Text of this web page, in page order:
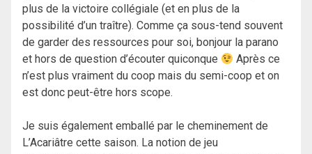
plus de la victoire collégiale (et en plus de la
possibilité d’un traître). Comme ça sous-tend souvent
de garder des ressources pour soi, bonjour la parano
et hors de question d’écouter quiconque
Après ce
n’est plus vraiment du coop mais du semi-coop et on
est donc peut-être hors scope.
Je suis également emballé par le cheminement de
L’Acariâtre cette saison. La notion de jeu